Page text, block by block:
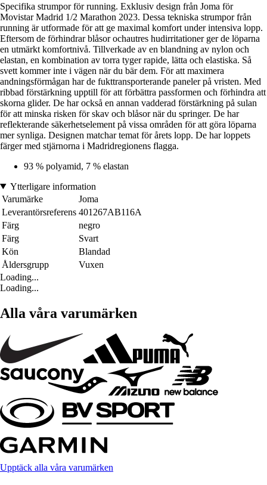
Specifika strumpor för running. Exklusiv design från Joma för
Movistar Madrid 1/2 Marathon 2023. Dessa tekniska strumpor från
running är utformade för att ge maximal komfort under intensiva lopp.
Eftersom de förhindrar blåsor ochautres hudirritationer ger de löparna
en utmärkt komfortnivå. Tillverkade av en blandning av nylon och
elastan, en kombination av torra tyger rapide, lätta och elastiska. Så
svett kommer inte i vägen när du bär dem. För att maximera
andningsförmågan har de fukttransporterande paneler på vristen. Med
ribbad förstärkning upptill för att förbättra passformen och förhindra att
skorna glider. De har också en annan vadderad förstärkning på sulan
för att minska risken för skav och blåsor när du springer. De har
reflekterande säkerhetselement på vissa områden för att göra löparna
mer synliga. Designen matchar temat för årets lopp. De har loppets
färger med stjärnorna i Madridregionens flagga.
93 % polyamid, 7 % elastan
Ytterligare information
Varumärke
Joma
Leverantörsreferens 401267AB116A
Färg
negro
Färg
Svart
Kön
Blandad
Åldersgrupp
Vuxen
Loading...
Loading...
Alla våra varumärken
Upptäck alla våra varumärken